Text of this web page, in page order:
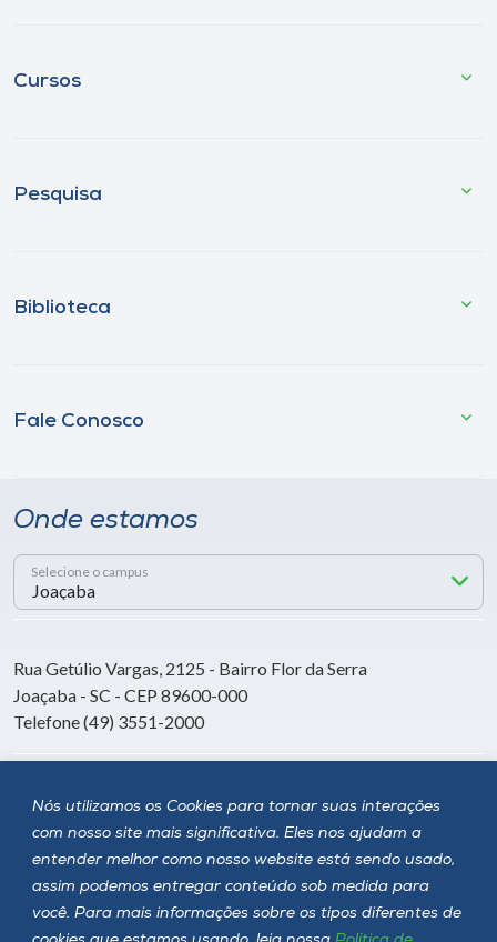
Nós utilizamos os Cookies para tornar suas interações
com nosso site mais significativa. Eles nos ajudam a
entender melhor como nosso website está sendo usado,
assim podemos entregar conteúdo sob medida para
você. Para mais informações sobre os tipos diferentes de
Cursos
Pesquisa
Biblioteca
Fale Conosco
Onde estamos
Selecione o campus
Rua Getúlio Vargas, 2125 - Bairro Flor da Serra
Joaçaba - SC - CEP 89600-000
Telefone (49) 3551-2000
Siga a Unoesc